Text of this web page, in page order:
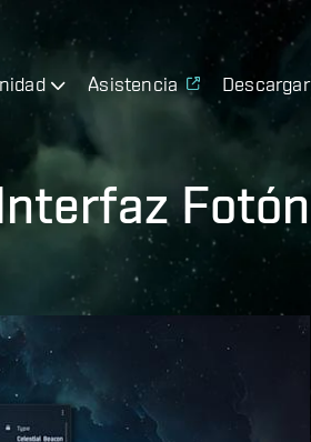
Asistencia Descargar
Fotón